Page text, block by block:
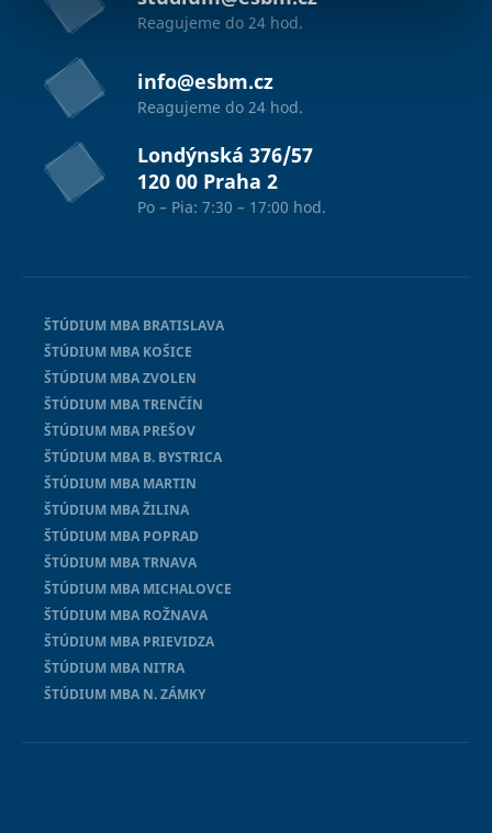
Reagujeme do 24 hod.
info@esbm.cz
Reagujeme do 24 hod.
Londýnská 376/57
120 00 Praha 2
Po – Pia: 7:30 – 17:00 hod.
ŠTÚDIUM MBA BRATISLAVA
ŠTÚDIUM MBA KOŠICE
ŠTÚDIUM MBA ZVOLEN
ŠTÚDIUM MBA TRENČÍN
ŠTÚDIUM MBA PREŠOV
ŠTÚDIUM MBA B. BYSTRICA
ŠTÚDIUM MBA MARTIN
ŠTÚDIUM MBA ŽILINA
ŠTÚDIUM MBA POPRAD
ŠTÚDIUM MBA TRNAVA
ŠTÚDIUM MBA MICHALOVCE
ŠTÚDIUM MBA ROŽNAVA
ŠTÚDIUM MBA PRIEVIDZA
ŠTÚDIUM MBA NITRA
ŠTÚDIUM MBA N. ZÁMKY